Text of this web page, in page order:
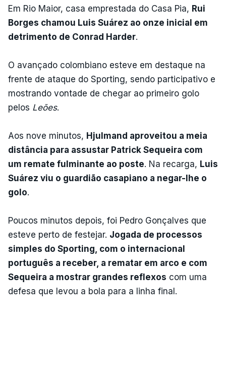
Em Rio Maior, casa emprestada do Casa Pia, Rui
Borges chamou Luis Suárez ao onze inicial em
detrimento de Conrad Harder.
O avançado colombiano esteve em destaque na
frente de ataque do Sporting, sendo participativo e
mostrando vontade de chegar ao primeiro golo
pelos Leões.
Aos nove minutos, Hjulmand aproveitou a meia
distância para assustar Patrick Sequeira com
um remate fulminante ao poste. Na recarga, Luis
Suárez viu o guardião casapiano a negar-lhe o
golo.
Poucos minutos depois, foi Pedro Gonçalves que
esteve perto de festejar. Jogada de processos
simples do Sporting, com o internacional
português a receber, a rematar em arco e com
Sequeira a mostrar grandes reflexos com uma
defesa que levou a bola para a linha final.